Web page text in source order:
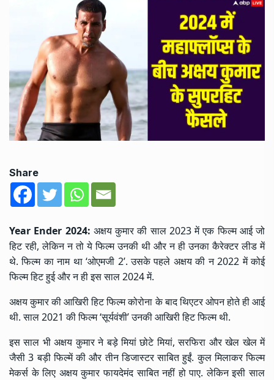
Share
Year Ender 2024: अक्षय कुमार की साल 2023 में एक फिल्म आई जो
हिट रही, लेकिन न तो ये फिल्म उनकी थी और न ही उनका कैरेक्टर लीड में
थे. फिल्म का नाम था ‘ओएमजी 2’. उसके पहले अक्षय की न 2022 में कोई
फिल्म हिट हुई और न ही इस साल 2024 में.
अक्षय कुमार की आखिरी हिट फिल्म कोरोना के बाद थिएटर ओपन होते ही आई
थी. साल 2021 की फिल्म ‘सूर्यवंशी’ उनकी आखिरी हिट फिल्म थी.
इस साल भी अक्षय कुमार ने बड़े मियां छोटे मियां, सरफिरा और खेल खेल में
जैसी 3 बड़ी फिल्में की और तीन डिजास्टर साबित हुईं. कुल मिलाकर फिल्म
मेकर्स के लिए अक्षय कुमार फायदेमंद साबित नहीं हो पाए. लेकिन इसी साल